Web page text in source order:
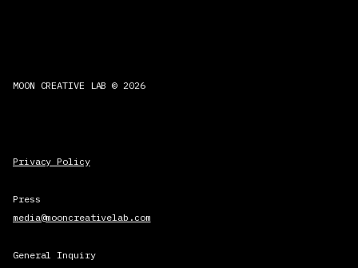
MOON CREATIVE LAB © 2026
Privacy Policy
Press
media@mooncreativelab.com
General Inquiry